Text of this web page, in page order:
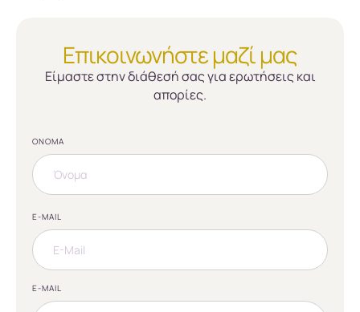
Επικοινωνήστε μαζί μας
Είμαστε στην διάθεσή σας για ερωτήσεις και
απορίες.
ΌΝΟΜΑ
E-MAIL
E-MAIL